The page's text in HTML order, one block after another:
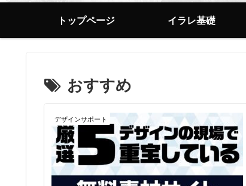
トップページ イラレ基礎
おすすめ
デザインサポート